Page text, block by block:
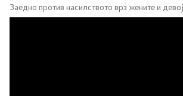
Медија центар
Заедно против насилството врз жените и